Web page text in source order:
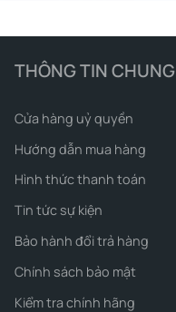
THÔNG TIN CHUNG
Cửa hàng uỷ quyền
Hướng dẫn mua hàng
Hình thức thanh toán
Tin tức sự kiện
Bảo hành đổi trả hàng
Chính sách bảo mật
Kiểm tra chính hãng